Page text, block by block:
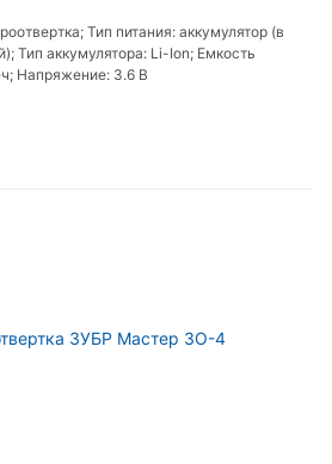
Тип питания: аккумулятор (в
Тип аккумулятора: Li-Ion; Емкость
Напряжение: 3.6 В